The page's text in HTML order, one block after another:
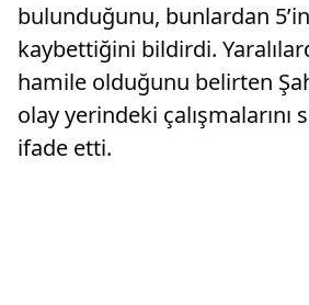
bulunduğunu, bunlardan
kaybettiğini bildirdi.
hamile olduğunu belirten
olay yerindeki
ifade etti.